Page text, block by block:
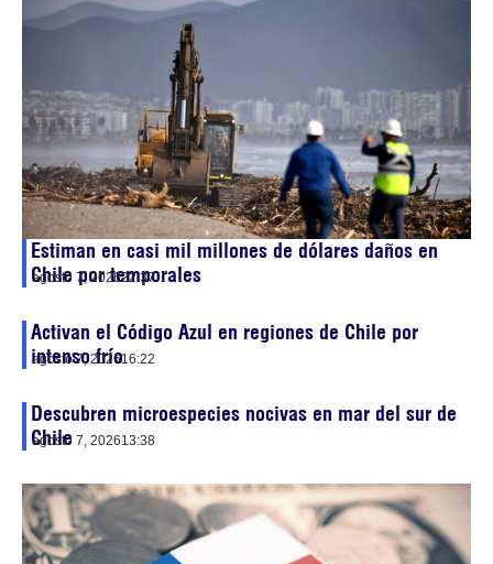
Estiman en casi mil millones de dólares daños en
Chile por temporales
agosto 7, 202622:37
Activan el Código Azul en regiones de Chile por
intenso frío
agosto 7, 202616:22
Descubren microespecies nocivas en mar del sur de
Chile
agosto 7, 202613:38